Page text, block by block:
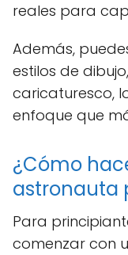
reales para
Además,
estilos de
caricaturesco,
enfoque que
¿Cómo
astronauta
Para
comenzar con